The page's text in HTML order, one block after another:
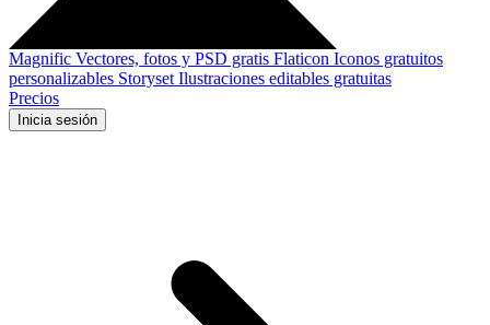
Magnific Vectores, fotos y PSD gratis Flaticon Iconos gratuitos
personalizables Storyset Ilustraciones editables gratuitas
Precios
Inicia sesión